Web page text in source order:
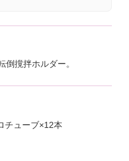
撹拌ホルダー。
チューブ×12本